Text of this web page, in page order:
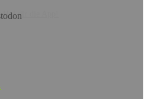
Hol dir die App!